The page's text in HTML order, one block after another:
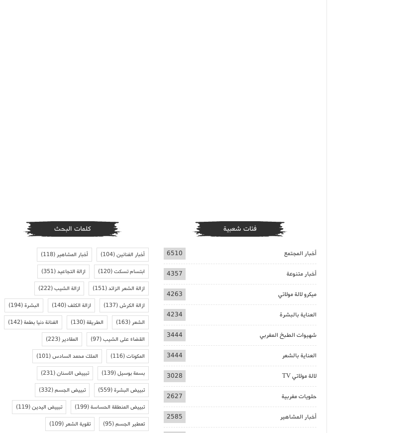
فئات شعبية
أخبار المجتمع 6510
أخبار متنوعة 4357
ميكرو لالة مولاتي 4263
العناية بالبشرة 4234
شهيوات الطبخ المغربي 3444
العناية بالشعر 3444
لالة مولاتي TV 3028
حلويات مغربية 2627
أخبار المشاهير 2585
كلمات البحث
أخبار الفنانين(104) أخبار المشاهير(118)
ابتسام تسكت(120) ازالة التجاعيد(351)
ازالة الشعر الزائد(151) ازالة الشيب(222)
ازالة الكرش(137) ازالة الكلف(140) البشرة(194)
الشعر(163) الطريقة(130) الفنانة دنيا بطمة(142)
القضاء على الشيب(97) المقادير(223)
المكونات(116) الملك محمد السادس(101)
بسمة بوسيل(139) تبييض الاسنان(231)
تبييض البشرة(559) تبييض الجسم(332)
تبييض المنطقة الحساسة(199) تبييض اليدين(119)
تعطير الجسم(95) تقوية الشعر(109)